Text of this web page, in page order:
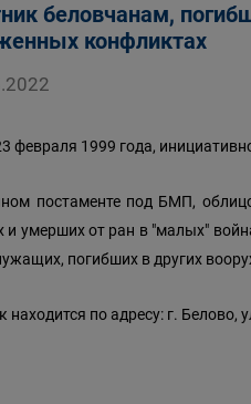
беловчанам,
конфликтах
февраля 1999 года,
постаменте под БМП,
и умерших от ран в "малых"
погибших в других
находится по адресу: г. Белово,